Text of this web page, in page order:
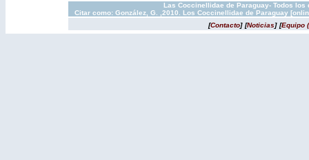
Las Coccinellidae de Paraguay- Todos
Citar como: González, G. ,2010. Los Coccinellidae de Paraguay
[Contacto] [Noticias] [Equipo